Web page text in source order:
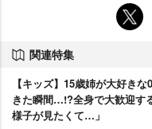
関連特集
【キッズ】15歳姉が大好き
きた瞬間…!?全身で大歓迎す
様子が見たくて…」